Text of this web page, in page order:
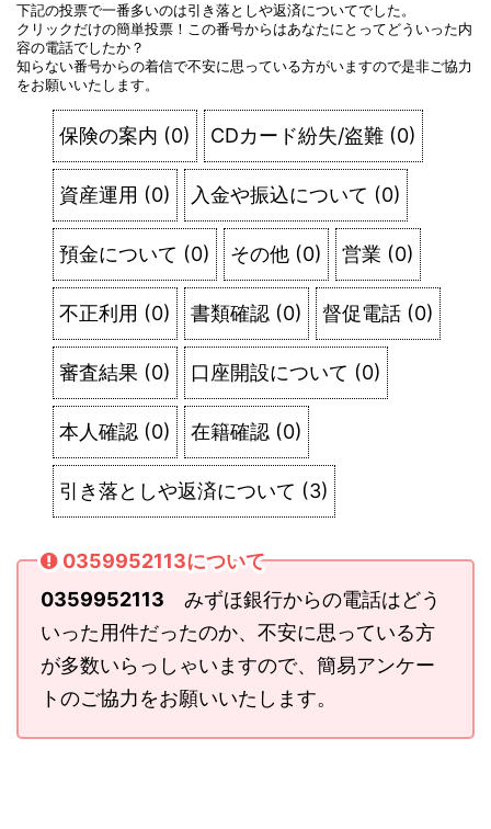
下記の投票で一番多いのは引き落としや返済についてでした。
クリックだけの簡単投票！この番号からはあなたにとってどういった内
容の電話でしたか？
知らない番号からの着信で不安に思っている方がいますので是非ご協力
をお願いいたします。
保険の案内 (0) CDカード紛失/盗難 (0)
資産運用 (0) 入金や振込について (0)
預金について (0) その他 (0) 営業 (0)
不正利用 (0) 書類確認 (0) 督促電話 (0)
審査結果 (0) 口座開設について (0)
本人確認 (0) 在籍確認 (0)
引き落としや返済について (3)
0359952113について
0359952113 みずほ銀行からの電話はどう
いった用件だったのか、不安に思っている方
が多数いらっしゃいますので、簡易アンケー
トのご協力をお願いいたします。